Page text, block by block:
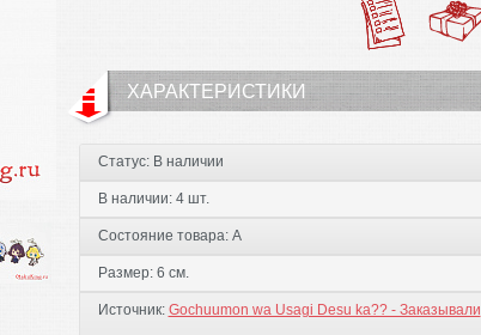
ХАРАКТЕРИСТИКИ
Статус: В наличии
В наличии: 4 шт.
Состояние товара: А
Размер: 6 см.
Источник: Gochuumon wa Usagi Desu ka?? - Заказывали